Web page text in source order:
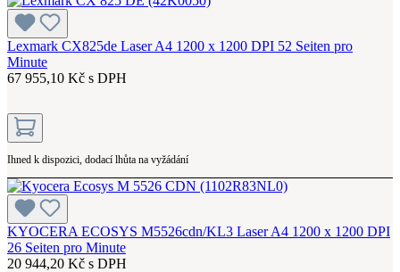
Lexmark CX825de Laser A4 1200 x 1200 DPI 52 Seiten pro
Minute
67 955,10 Kč s DPH
Ihned k dispozici, dodací lhůta na vyžádání
KYOCERA ECOSYS M5526cdn/KL3 Laser A4 1200 x 1200 DPI
26 Seiten pro Minute
20 944,20 Kč s DPH